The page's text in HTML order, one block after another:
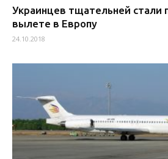
Украинцев тщательней стали
вылете в Европу
24.10.2018